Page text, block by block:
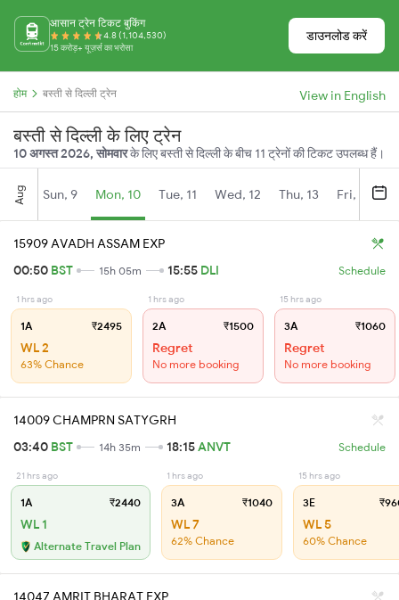
आसान ट्रेन टिकट बुकिंग
4.8 (1,104,530)
15 करोड़+ यूज़र्स का भरोसा
डाउनलोड करें
होम बस्ती से दिल्ली ट्रेन View in English
बस्ती से दिल्ली के लिए ट्रेन
10 अगस्त 2026, सोमवारके लिए बस्ती से दिल्ली के बीच 11 ट्रेनों की टिकट उपलब्ध हैं।
Aug Sun, 9 Mon, 10 Tue, 11 Wed, 12 Thu, 13 Fri, 14
15909 AVADH ASSAM EXP
00:50 BST 15h 05m 15:55 DLI Schedule
1 hrs ago
1A ₹2495
WL 2
63% Chance
1 hrs ago
2A ₹1500
Regret
No more booking
15 hrs ago
3A ₹1060
Regret
No more booking
14009 CHAMPRN SATYGRH
03:40 BST 14h 35m 18:15ANVT Schedule
21 hrs ago
1A ₹2440
WL 1
Alternate Travel Plan
1 hrs ago
3A ₹1040
WL 7
62% Chance
15 hrs ago
3E
WL 5
60% Chance
14047 AMRIT BHARAT EXP